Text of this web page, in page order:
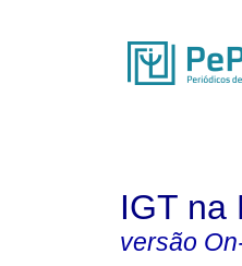
IGT na
versão